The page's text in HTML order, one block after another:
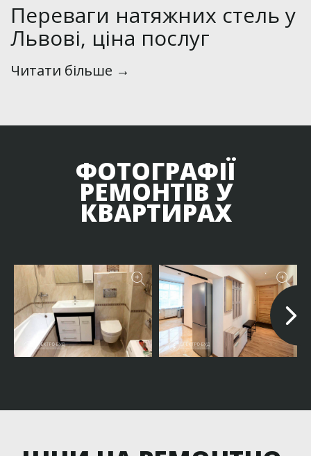
Переваги натяжних стель у
Львові, ціна послуг
Читати більше →
ФОТОГРАФІЇ
РЕМОНТІВ У
КВАРТИРАХ